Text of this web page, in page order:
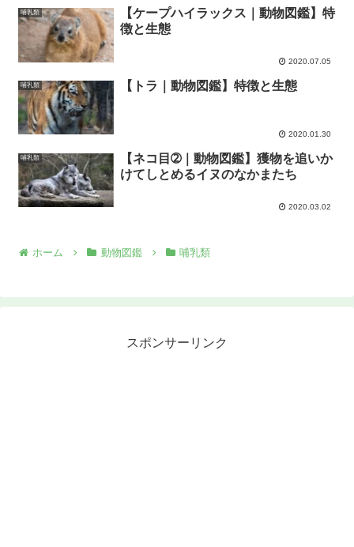
哺乳類
【ケープハイラックス｜動物図鑑】特
徴と生態
2020.07.05
哺乳類 【トラ｜動物図鑑】特徴と生態
2020.01.30
哺乳類
【ネコ目➁｜動物図鑑】獲物を追いか
けてしとめるイヌのなかまたち
2020.03.02
ホーム 動物図鑑 哺乳類
スポンサーリンク